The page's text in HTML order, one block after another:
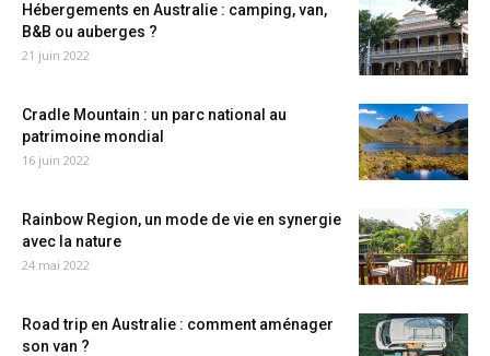
Hébergements en Australie : camping, van,
B&B ou auberges ?
21 juin 2022
Cradle Mountain : un parc national au
patrimoine mondial
16 juin 2022
Rainbow Region, un mode de vie en synergie
avec la nature
24 mai 2022
Road trip en Australie : comment aménager
son van ?